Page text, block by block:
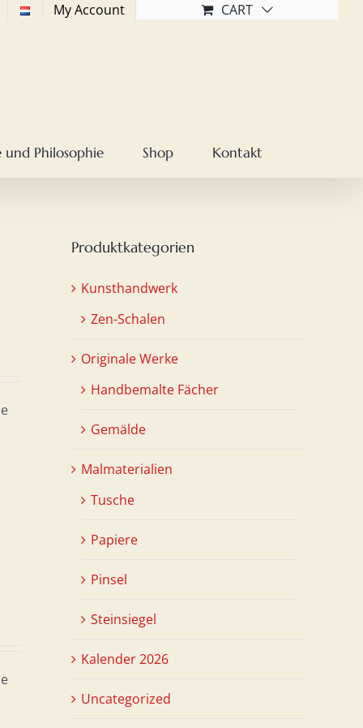
My Account CART
und Philosophie Shop Kontakt
Produktkategorien
Kunsthandwerk
Zen-Schalen
Originale Werke
Handbemalte Fächer
Gemälde
Malmaterialien
Tusche
Papiere
Pinsel
Steinsiegel
Kalender 2026
Uncategorized